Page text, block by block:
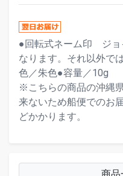
●回転式ネーム印 ジョ
なります。それ以外で
色／朱色●容量／10g
※こちらの商品の沖縄
来ないため船便でのお
どかかります。